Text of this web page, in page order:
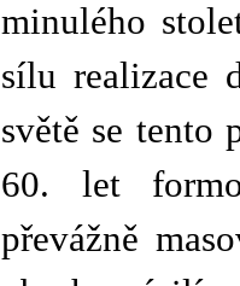
minulého
sílu realizace
světě se tento
60. let
převážně